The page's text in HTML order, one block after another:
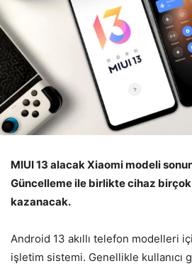
MIUI 13 alacak Xiaomi modeli
Güncelleme ile birlikte cihaz
kazanacak.
Android 13 akıllı telefon modelleri
işletim sistemi. Genellikle kullanıcı